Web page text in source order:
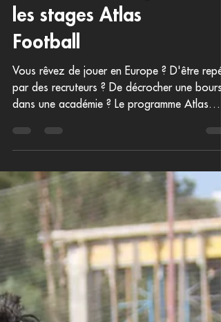
5 raisons d'intégrer
les stages Atlas
Football
Vous rêvez de jouer en Europe ? D'être
dans une académie ? Le programme Atlas
Football vous ouvre ces portes.